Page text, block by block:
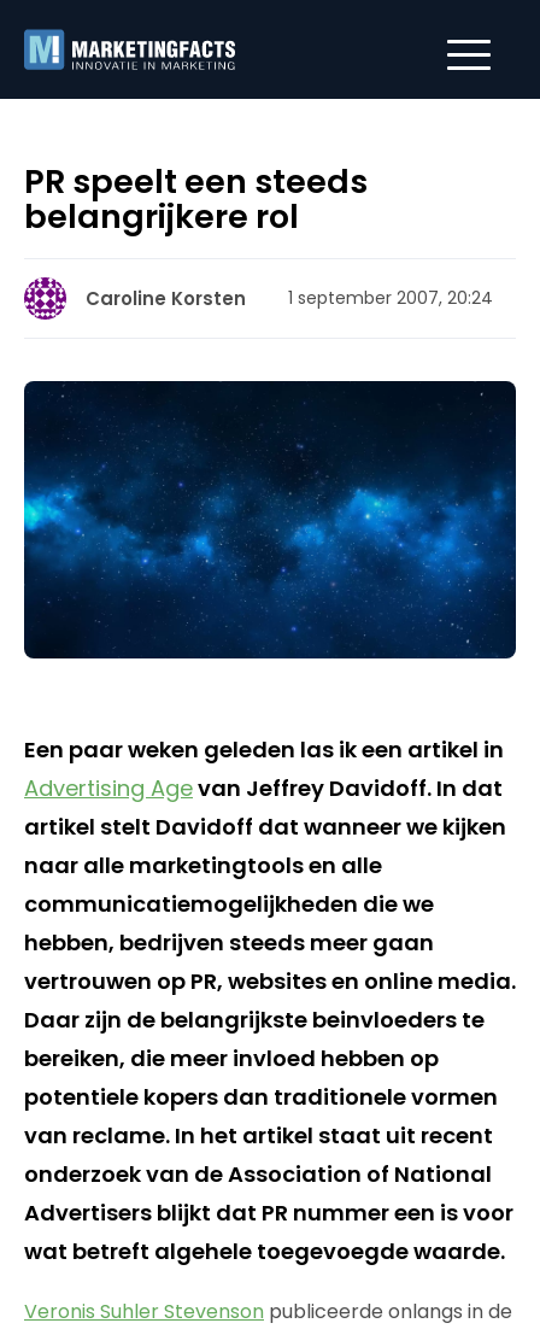
PR speelt een steeds
belangrijkere rol
Caroline Korsten 1 september 2007, 20:24
Een paar weken geleden las ik een artikel in
Advertising Agevan Jeffrey Davidoff. In dat
artikel stelt Davidoff dat wanneer we kijken
naar alle marketingtools en alle
communicatiemogelijkheden die we
hebben, bedrijven steeds meer gaan
vertrouwen op PR, websites en online media.
Daar zijn de belangrijkste beinvloeders te
bereiken, die meer invloed hebben op
potentiele kopers dan traditionele vormen
van reclame. In het artikel staat uit recent
onderzoek van de Association of National
Advertisers blijkt dat PR nummer een is voor
wat betreft algehele toegevoegde waarde.
Veronis Suhler Stevenson publiceerde onlangs in de